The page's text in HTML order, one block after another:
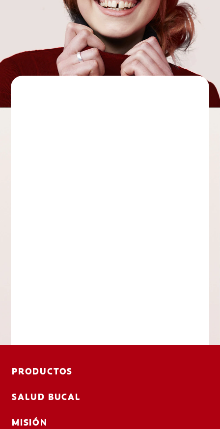
PRODUCTOS
SALUD BUCAL
MISIÓN